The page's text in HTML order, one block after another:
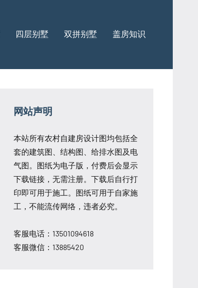
四层别墅 双拼别墅 盖房知识
网站声明
本站所有农村自建房设计图均包括全
套的建筑图、结构图、给排水图及电
气图。图纸为电子版，付费后会显示
下载链接，无需注册。下载后自行打
印即可用于施工。图纸可用于自家施
工，不能流传网络，违者必究。
客服电话：13501094618
客服微信：13885420